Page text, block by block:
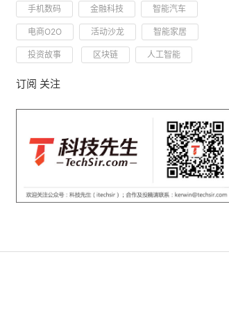
手机数码 金融科技 智能汽车
电商O2O 活动沙龙 智能家居
投资故事 区块链 人工智能
订阅 关注